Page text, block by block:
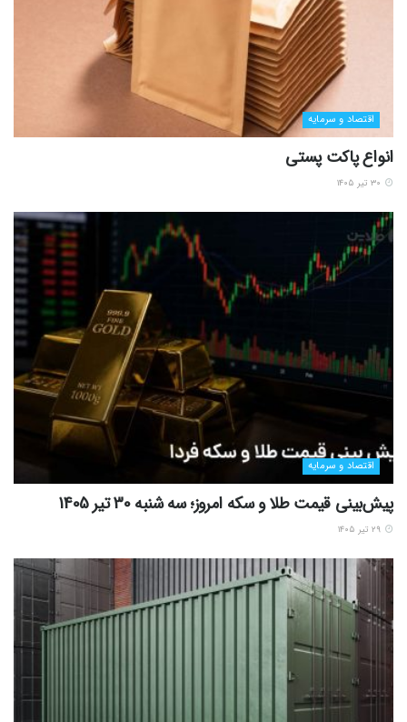
اقتصاد و سرمایه
انواع پاکت پستی
اقتصاد و سرمایه
پیش‌بینی قیمت طلا و سکه امروز؛ سه شنبه 30 تیر 1405